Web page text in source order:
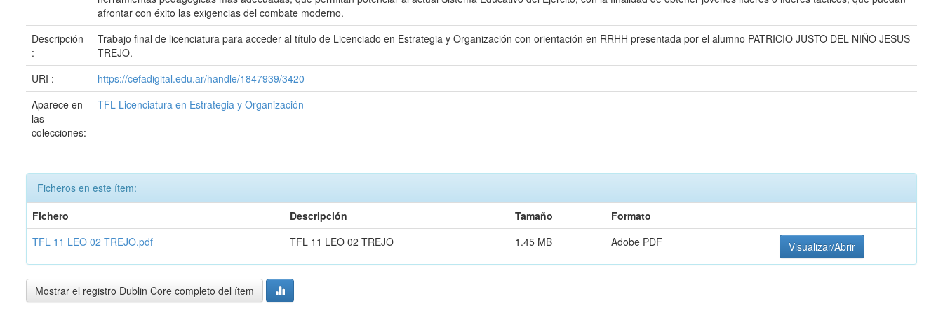
afrontar con éxito las exigencias del combate moderno.
Descripción
:
Trabajo final de licenciatura para acceder al título de Licenciado en Estrategia y Organización con orientación en RRHH presentada por el alumno PATRICIO JUSTO DEL NIÑO JESUS
TREJO.
URI :
https://cefadigital.edu.ar/handle/1847939/3420
Aparece en
las
colecciones:
TFL Licenciatura en Estrategia y Organización
Ficheros en este ítem:
Fichero
Descripción Tamaño
Formato
TFL 11 LEO 02 TREJO.pdf
TFL 11 LEO 02 TREJO 1.45 MB Adobe PDF Visualizar/Abrir
Mostrar el registro Dublin Core completo del ítem